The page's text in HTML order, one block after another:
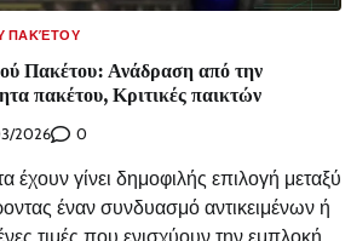
ΠΑΚΈΤΟΥ
Πακέτου: Ανάδραση από την
πακέτου, Κριτικές παικτών
2026 0
έχουν γίνει δημοφιλής επιλογή μεταξύ
έναν συνδυασμό αντικειμένων ή